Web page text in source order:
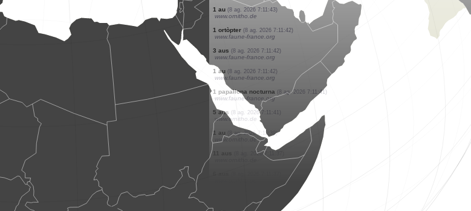
1 au (8 ag. 2026 7:11:50)
www.ornitho.de
0 au (8 ag. 2026 7:11:48)
www.ornitho.de
0 au (8 ag. 2026 7:11:47)
www.ornitho.de
2 aus (8 ag. 2026 7:11:46)
www.ornitho.de
3 aus (8 ag. 2026 7:11:46)
www.ornitho.de
1 au (8 ag. 2026 7:11:45)
www.faune-france.org
3 aus (8 ag. 2026 7:11:45)
www.ornitho.de
(8 ag. 2026 7:11:43)
(8 ag. 2026 7:11:42)
(8 ag. 2026 7:11:42)
www.faune-france.org